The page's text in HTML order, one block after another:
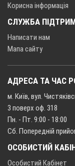
Корисна інформація
СЛУЖБА
Написати нам
Мапа сайту
АДРЕСА ТА ЧАС
м. Київ, вул.
3 поверх оф. 318
Пн. - Пт. 9:00 - 18:00
Сб. Попередній
ОСОБИСТИЙ
Особистий Кабінет